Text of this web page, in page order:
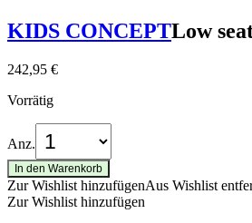
KIDS CONCEPTLow
242,95 €
Vorrätig
Anz.
In den Warenkorb
Zur Wishlist hinzufügenAus Wishlist
Zur Wishlist hinzufügen